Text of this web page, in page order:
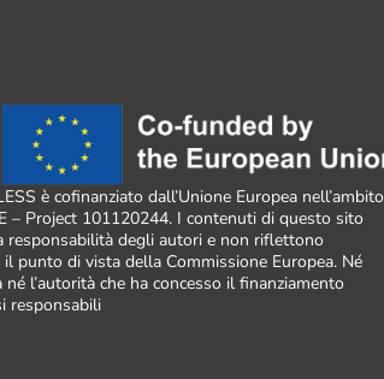
è cofinanziato dall’Unione Europea nell’ambito
– Project 101120244. I contenuti di questo sito
responsabilità degli autori e non riflettono
il punto di vista della Commissione Europea. Né
né l’autorità che ha concesso il finanziamento
responsabili